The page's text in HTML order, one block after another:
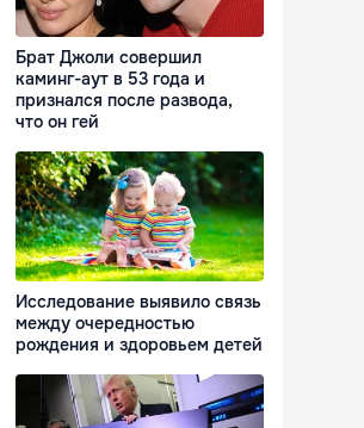
Брат Джоли совершил
каминг-аут в 53 года и
признался после развода,
что он гей
Исследование выявило связь
между очередностью
рождения и здоровьем детей